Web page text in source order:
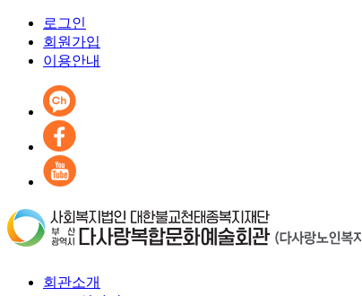
로그인
회원가입
이용안내
회관소개